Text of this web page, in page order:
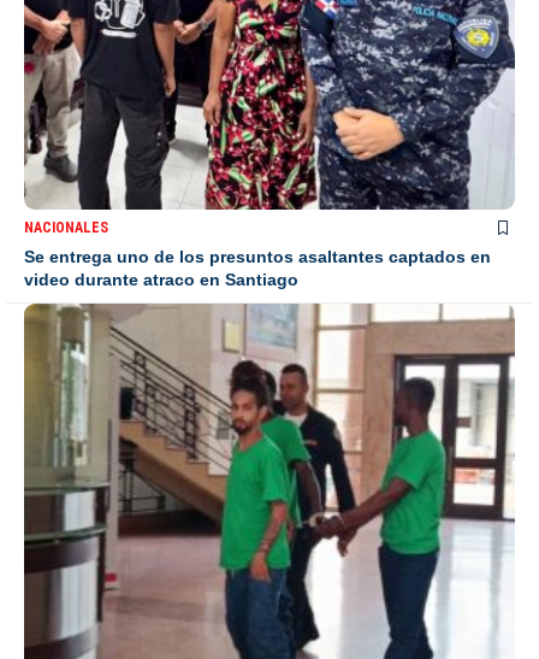
NACIONALES
Se entrega uno de los presuntos asaltantes captados en
video durante atraco en Santiago